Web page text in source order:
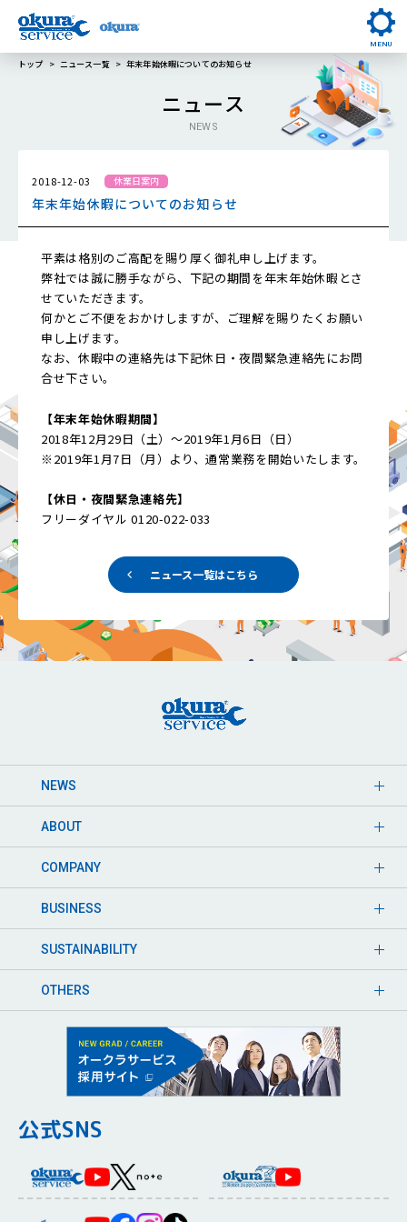
MENU
トップ ニュース一覧 年末年始休暇についてのお知らせ
ニュース
NEWS
2018-12-03 休業日案内
年末年始休暇についてのお知らせ
平素は格別のご高配を賜り厚く御礼申し上げます。
弊社では誠に勝手ながら、下記の期間を年末年始休暇とさ
せていただきます。
何かとご不便をおかけしますが、ご理解を賜りたくお願い
申し上げます。
なお、休暇中の連絡先は下記休日・夜間緊急連絡先にお問
合せ下さい。
【年末年始休暇期間】
2018年12月29日（土）～2019年1月6日（日）
※2019年1月7日（月）より、通常業務を開始いたします。
【休日・夜間緊急連絡先】
フリーダイヤル 0120-022-033
ニュース一覧はこちら
NEWS
ABOUT
COMPANY
BUSINESS
SUSTAINABILITY
OTHERS
公式SNS